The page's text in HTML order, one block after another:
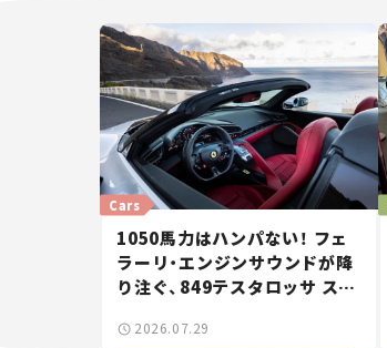
Cars
1050馬力はハンパない！ フェ
ラーリ・エンジンサウンドが降
り注ぐ、849テスタロッサ スパ
2026.07.29